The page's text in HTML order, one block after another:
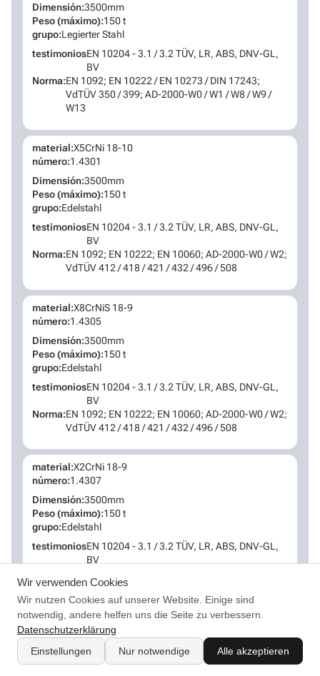
Dimensión:3500mm
Peso (máximo):150 t
grupo:Legierter Stahl
testimoniosEN 10204 - 3.1 / 3.2 TÜV, LR, ABS, DNV-GL,
BV
Norma:EN 1092; EN 10222 / EN 10273 / DIN 17243;
VdTÜV 350 / 399; AD-2000-W0 / W1 / W8 / W9 /
W13
material:X5CrNi 18-10
número:1.4301
Dimensión:3500mm
Peso (máximo):150 t
grupo:Edelstahl
testimoniosEN 10204 - 3.1 / 3.2 TÜV, LR, ABS, DNV-GL,
BV
Norma:EN 1092; EN 10222; EN 10060; AD-2000-W0 / W2;
VdTÜV 412 / 418 / 421 / 432 / 496 / 508
material:X8CrNiS 18-9
número:1.4305
Dimensión:3500mm
Peso (máximo):150 t
grupo:Edelstahl
testimoniosEN 10204 - 3.1 / 3.2 TÜV, LR, ABS, DNV-GL,
BV
Norma:EN 1092; EN 10222; EN 10060; AD-2000-W0 / W2;
VdTÜV 412 / 418 / 421 / 432 / 496 / 508
material:X2CrNi 18-9
número:1.4307
Dimensión:3500mm
Peso (máximo):150 t
grupo:Edelstahl
testimoniosEN 10204 - 3.1 / 3.2 TÜV, LR, ABS, DNV-GL,
BV
VdTÜV 412 / 418 / 421 / 432 / 496 / 508
material:X5CrNiMo 17-12-2
número:1.4401
Dimensión:
3500mm
Wir verwenden Cookies
Wir nutzen Cookies auf unserer Website. Einige sind
notwendig, andere helfen uns die Seite zu verbessern.
Datenschutzerklärung
Einstellungen
Nur notwendige Alle akzeptieren